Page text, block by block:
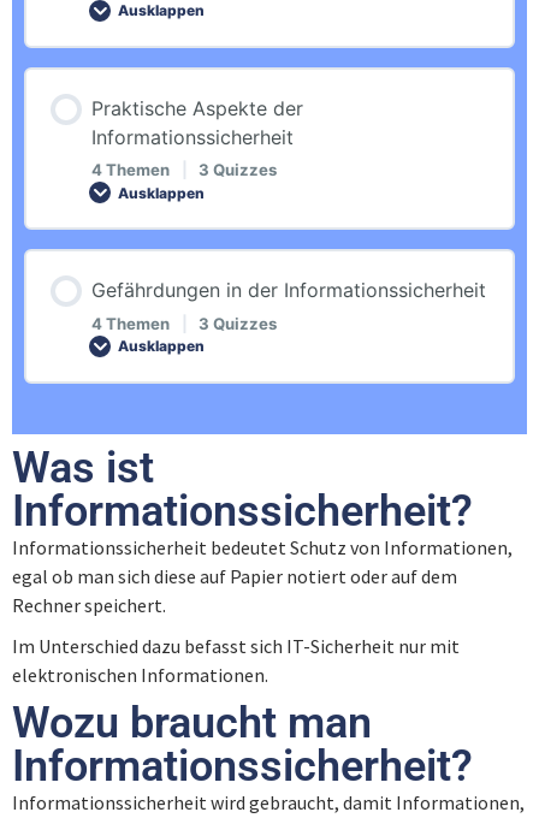
Ausklappen
0% ABGESCHLOSSEN 0/3 Schritte
Ziele
Umfang
Praktische Aspekte der
Informationssicherheit
4 Themen 3 Quizzes
Ausklappen
0% ABGESCHLOSSEN
Gefahren
Quiz – Gefahren
Bedrohungen
Quiz – Bedrohungen
Praktische Umsetzung
Gefährdungen in der Informationssicherheit
4 Themen 3 Quizzes
Ausklappen
0% ABGESCHLOSSEN
Einführung
Quiz – Grundlagen
Was ist
Informationssicherheit?
Informationssicherheit bedeutet Schutz von Informationen,
egal ob man sich diese auf Papier notiert oder auf dem
Rechner speichert.
Im Unterschied dazu befasst sich IT-Sicherheit nur mit
elektronischen Informationen.
Wozu braucht man
Informationssicherheit?
Informationssicherheit wird gebraucht, damit Informationen,